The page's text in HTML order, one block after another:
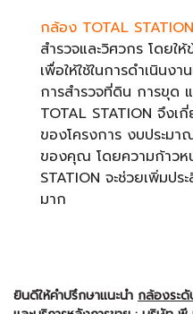
กล้อง TOTAL STATION
สำรวจและวิศวกร โดยใ
เพื่อให้ใช้ในการดำเนินง
การสำรวจที่ดิน การขุด
TOTAL STATION จึงเ
ของโครงการ งบประม
ของคุณ โดยความก้าวห
STATION จะช่วยเพิ่มป
มาก
ยินดีให้คำปรึกษาแนะนำ กล้องระ